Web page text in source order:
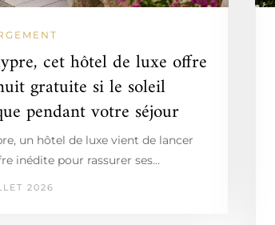
cet hôtel de luxe offre
gratuite si le soleil
pendant votre séjour
un hôtel de luxe vient de lancer
inédite pour rassurer ses…
2026